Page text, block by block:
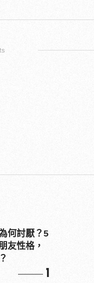
何討厭？5
友性格，
1